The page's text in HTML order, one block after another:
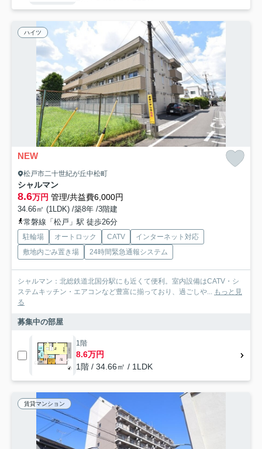
ハイツ
NEW
松戸市二十世紀が丘中松町
シャルマン
8.6万円 管理/共益費6,000円
34.66㎡ (1LDK) /築8年 /3階建
常磐線「松戸」駅 徒歩26分
駐輪場 オートロック CATV
インターネット対応
敷地内ごみ置き場
24時間緊急通報システム
シャルマン：北総鉄道北国分駅にも近くて便利。室内設備はCATV・シ
ステムキッチン・エアコンなど豊富に揃っており、過ごしや... もっと見
る
募集中の部屋
1階
8.6万円
1階 / 34.66㎡ / 1LDK
賃貸マンション